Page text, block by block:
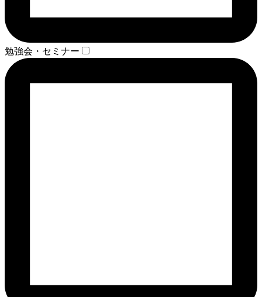
勉強会・セミナー